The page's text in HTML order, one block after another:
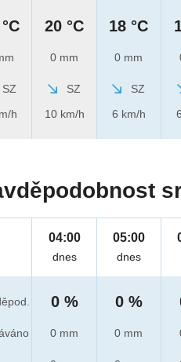
SZ
h
20 °C
0 mm
SZ
10 km/h
18 °C
0 mm
SZ
6 km/h
04:00
dnes
0 %
0 mm
05:00
dnes
0 %
0 mm